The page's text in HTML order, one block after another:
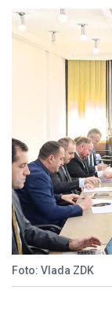
Foto: Vlada ZDK